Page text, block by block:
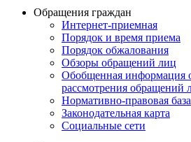
Обращения граждан
Интернет-приемная
Порядок и время приема
Порядок обжалования
Обзоры обращений лиц
Обобщенная информация о
рассмотрения обращений
Нормативно-правовая база
Законодательная карта
Социальные сети